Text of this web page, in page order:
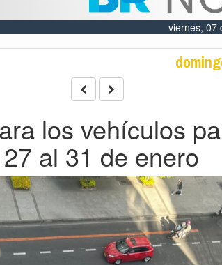
viernes, 07
los vehículos
al 31 de enero